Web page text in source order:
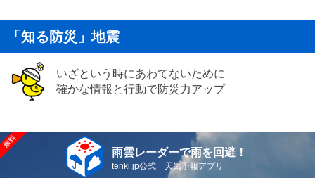
「知る防災」地震
いざという時にあわてないために
確かな情報と行動で防災力アップ
雨雲レーダーで雨を回避！
tenki.jp公式 天気予報アプリ